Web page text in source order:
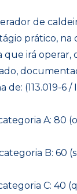
de
prático, na
que irá operar,
(113.019-6 /
A: 80
B: 60
C: 40